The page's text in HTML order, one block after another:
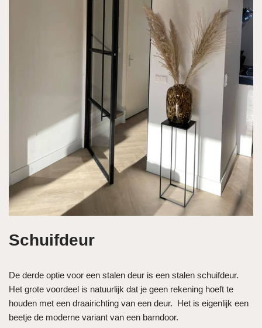
Schuifdeur
De derde optie voor een stalen deur is een stalen schuifdeur.
Het grote voordeel is natuurlijk dat je geen rekening hoeft te
houden met een draairichting van een deur. Het is eigenlijk een
beetje de moderne variant van een barndoor.